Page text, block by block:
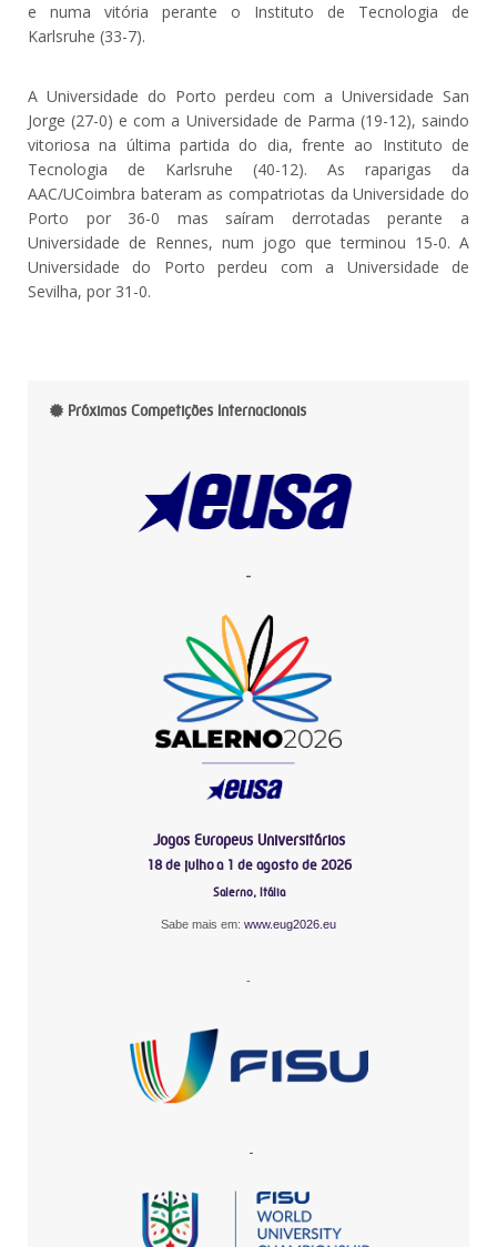
e numa vitória perante o Instituto de Tecnologia de
Karlsruhe (33-7).
A Universidade do Porto perdeu com a Universidade San
Jorge (27-0) e com a Universidade de Parma (19-12), saindo
vitoriosa na última partida do dia, frente ao Instituto de
Tecnologia de Karlsruhe (40-12). As raparigas da
AAC/UCoimbra bateram as compatriotas da Universidade do
Porto por 36-0 mas saíram derrotadas perante a
Universidade de Rennes, num jogo que terminou 15-0. A
Universidade do Porto perdeu com a Universidade de
Sevilha, por 31-0.
Próximas Competições Internacionais
-
Jogos Europeus Universitários
18 de julho a 1 de agosto de 2026
Salerno, Itália
Sabe mais em: www.eug2026.eu
-
-